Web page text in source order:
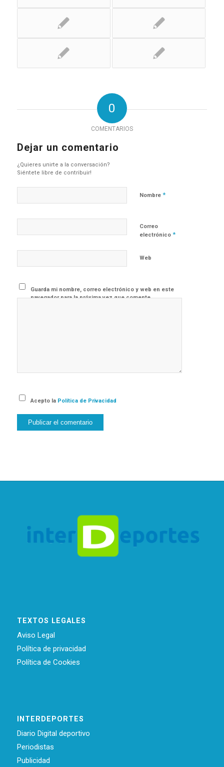
0
COMENTARIOS
Dejar un comentario
¿Quieres unirte a la conversación?
Siéntete libre de contribuir!
Nombre *
Correo
electrónico *
Web
Guarda mi nombre, correo electrónico y web en este
navegador para la próxima vez que comente.
Acepto la Política de Privacidad
TEXTOS LEGALES
Aviso Legal
Política de privacidad
Política de Cookies
INTERDEPORTES
Diario Digital deportivo
Periodistas
Publicidad